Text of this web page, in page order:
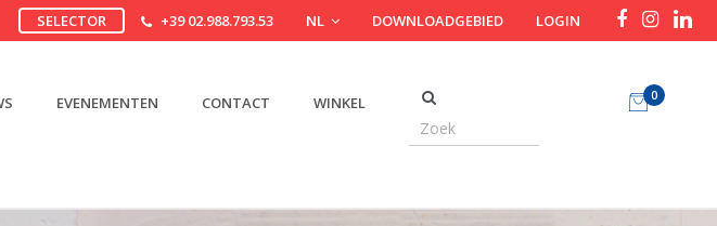
SELECTOR +39 02.988.793.53 NL DOWNLOADGEBIED LOGIN
EVENEMENTEN CONTACT WINKEL 0